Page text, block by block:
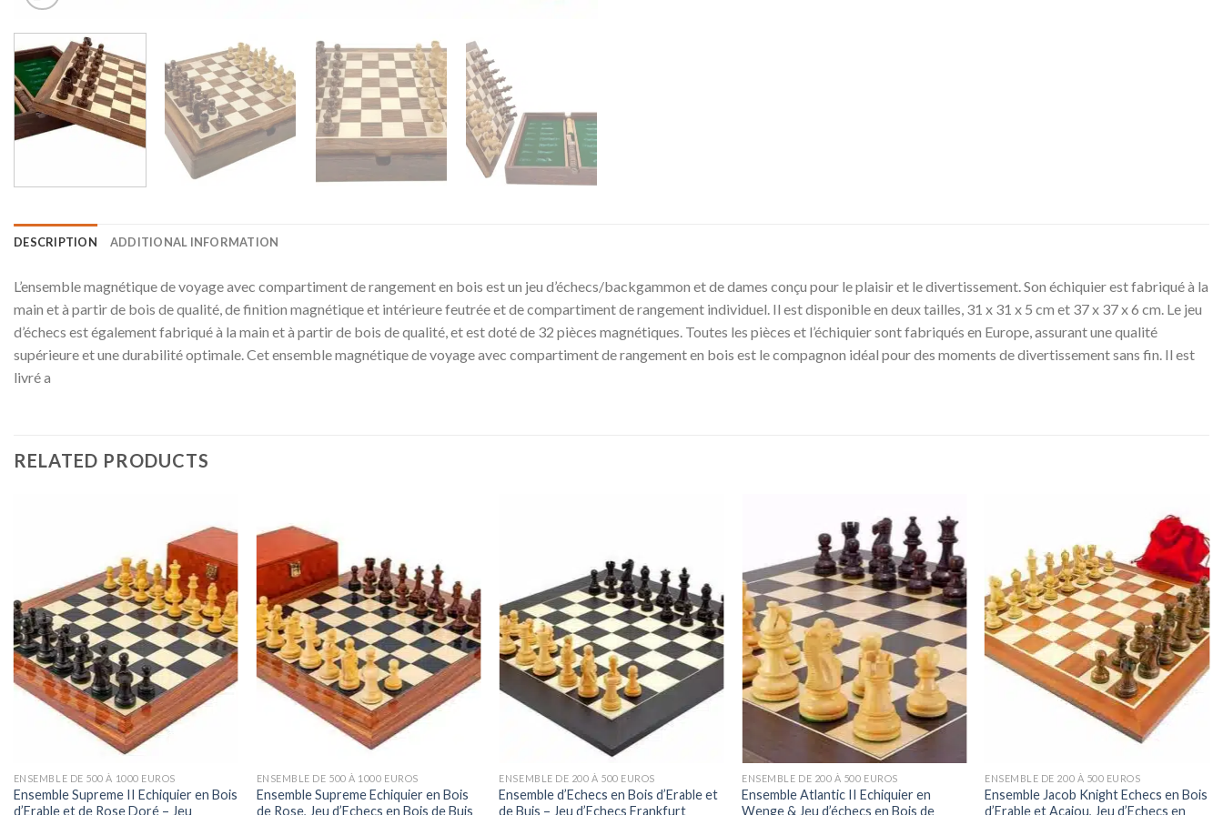
DESCRIPTION ADDITIONAL INFORMATION
L’ensemble magnétique de voyage avec compartiment de rangement en bois est un jeu d’échecs/backgammon et de dames conçu pour le plaisir et le divertissement. Son échiquier est fabriqué à la
main et à partir de bois de qualité, de finition magnétique et intérieure feutrée et de compartiment de rangement individuel. Il est disponible en deux tailles, 31 x 31 x 5 cm et 37 x 37 x 6 cm. Le jeu
d’échecs est également fabriqué à la main et à partir de bois de qualité, et est doté de 32 pièces magnétiques. Toutes les pièces et l’échiquier sont fabriqués en Europe, assurant une qualité
supérieure et une durabilité optimale. Cet ensemble magnétique de voyage avec compartiment de rangement en bois est le compagnon idéal pour des moments de divertissement sans fin. Il est
livré a
RELATED PRODUCTS
ENSEMBLE DE 500 À 1000 EUROS
Ensemble Supreme II Echiquier en Bois
d’Erable et de Rose Doré – Jeu
ENSEMBLE DE 500 À 1000 EUROS
Ensemble Supreme Echiquier en Bois
de Rose, Jeu d’Echecs en Bois de Buis
ENSEMBLE DE 200 À 500 EUROS
Ensemble d’Echecs en Bois d’Erable et
de Buis – Jeu d’Echecs Frankfurt
ENSEMBLE DE 200 À 500 EUROS
Ensemble Atlantic II Echiquier en
Wenge & Jeu d’échecs en Bois de
ENSEMBLE DE 200 À 500 EUROS
Ensemble Jacob Knight Echecs en Bois
d’Erable et Acajou, Jeu d’Echecs en